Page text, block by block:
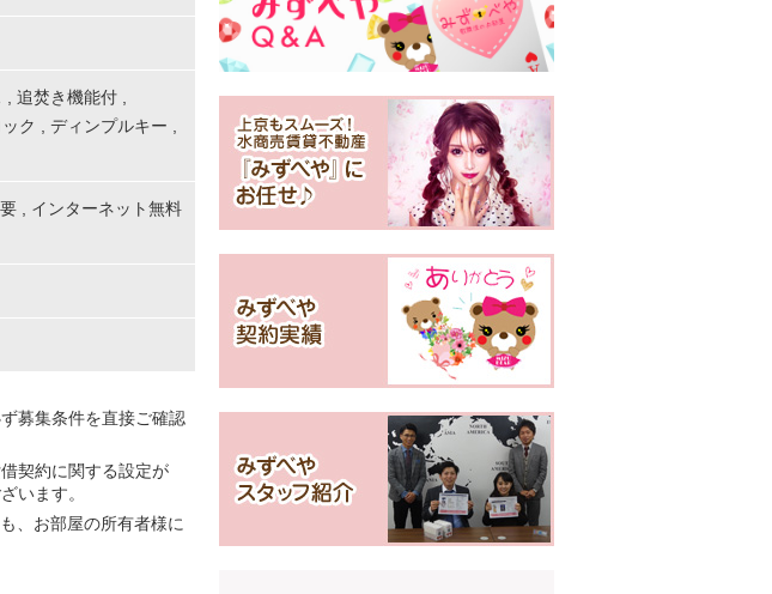
追焚き機能付
ク ディンプルキー
インターネット無料
募集条件を直接ご確認
契約に関する設定が
います。
、お部屋の所有者様に